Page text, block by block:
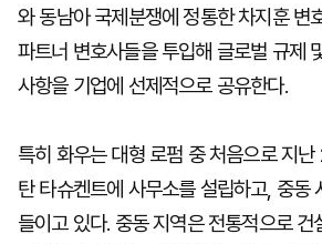
와 동남아 국제분쟁에 정통한 차지훈 변
파트너 변호사들을 투입해 글로벌 규제
사항을 기업에 선제적으로 공유한다.
특히 화우는 대형 로펌 중 처음으로 지
탄 타슈켄트에 사무소를 설립하고, 중동
들이고 있다. 중동 지역은 전통적으로 건